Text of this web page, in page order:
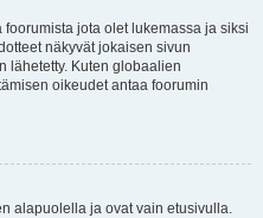
jota olet lukemassa ja siksi
näkyvät jokaisen sivun
lähetetty. Kuten globaalien
oikeudet antaa foorumin
alapuolella ja ovat vain etusivulla.